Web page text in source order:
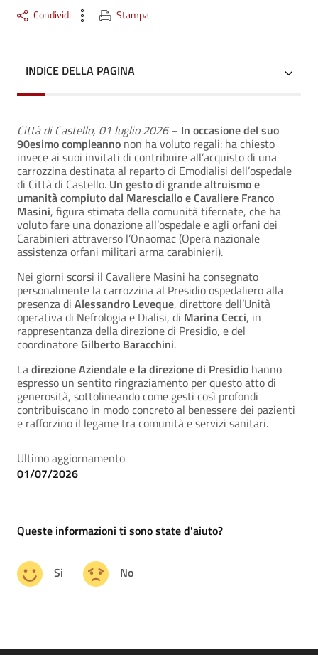
Condividi Stampa
INDICE DELLA PAGINA
Città di Castello, 01 luglio 2026– In occasione del suo
90esimo compleanno non ha voluto regali: ha chiesto
invece ai suoi invitati di contribuire all’acquisto di una
carrozzina destinata al reparto di Emodialisi dell’ospedale
di Città di Castello. Un gesto di grande altruismo e
umanità compiuto dal Maresciallo e Cavaliere Franco
Masini, figura stimata della comunità tifernate, che ha
voluto fare una donazione all’ospedale e agli orfani dei
Carabinieri attraverso l’Onaomac (Opera nazionale
assistenza orfani militari arma carabinieri).
Nei giorni scorsi il Cavaliere Masini ha consegnato
personalmente la carrozzina al Presidio ospedaliero alla
presenza di Alessandro Leveque, direttore dell’Unità
operativa di Nefrologia e Dialisi, di Marina Cecci, in
rappresentanza della direzione di Presidio, e del
coordinatoreGilberto Baracchini.
Ladirezione Aziendale e la direzione di Presidio hanno
espresso un sentito ringraziamento per questo atto di
generosità, sottolineando come gesti così profondi
contribuiscano in modo concreto al benessere dei pazienti
e rafforzino il legame tra comunità e servizi sanitari.
Ultimo aggiornamento
01/07/2026
Queste informazioni ti sono state d'aiuto?
Si No